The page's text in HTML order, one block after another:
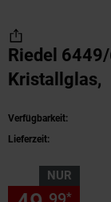
Riedel
Kristallglas,
Verfügbarkeit:
Lieferzeit:
NUR
*